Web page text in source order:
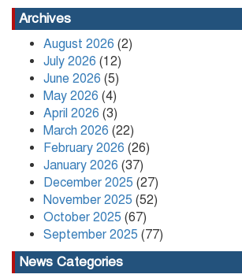
Kafi Sued Over
Grabbing and
কলাপাড়ায় ৪০ পিস
গ্রেপ্তার
Archives
August 2026 (2)
July 2026 (12)
June 2026 (5)
May 2026 (4)
April 2026 (3)
March 2026 (22)
February 2026 (26)
January 2026 (37)
December 2025 (27)
November 2025 (52)
October 2025 (67)
September 2025 (77)
News Categories